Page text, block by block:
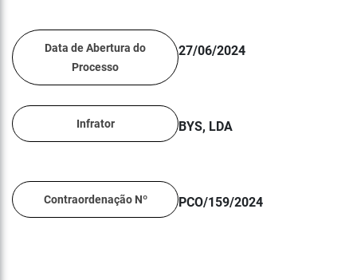
Data de Abertura do
Processo
27/06/2024
Infrator BYS, LDA
Contraordenação Nº PCO/159/2024